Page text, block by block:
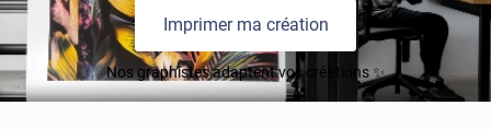
Imprimer ma création
Nos graphistes adaptent vos créations ✨